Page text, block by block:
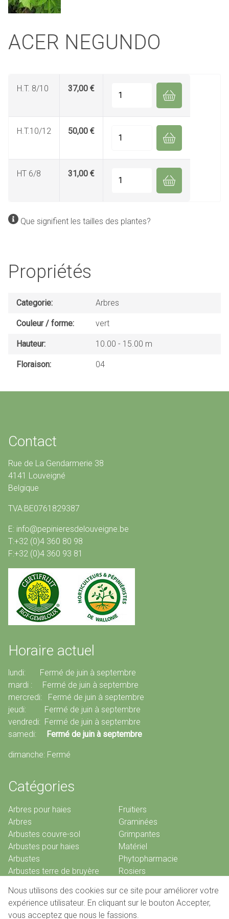
ACER NEGUNDO
H.T. 8/10 37,00 €
H.T.10/12 50,00 €
HT 6/8 31,00 €
Que signifient les tailles des plantes?
Propriétés
Categorie Arbres
Couleur / forme vert
Hauteur 10.00 - 15.00 m
Floraison 04
Contact
Rue de La Gendarmerie 38
4141 Louveigné
Belgique
TVA:BE0761829387
E: info@pepinieresdelouveigne.be
T:+32 (0)4 360 80 98
F:+32 (0)4 360 93 81
Horaire actuel
lundi: Fermé de juin à septembre
mardi : Fermé de juin à septembre
mercredi: Fermé de juin à septembre
jeudi: Fermé de juin à septembre
vendredi: Fermé de juin à septembre
samedi:
Fermé de juin à septembre
dimanche: Fermé
Catégories
Arbres pour haies
Arbres
Arbustes couvre-sol
Arbustes pour haies
Arbustes
Arbustes terre de bruyère
Conifères
Fruitiers
Graminées
Grimpantes
Matériel
Phytopharmacie
Rosiers
Nous utilisons des cookies sur ce site pour améliorer votre
expérience utilisateur. En cliquant sur le bouton Accepter,
vous acceptez que nous le fassions.